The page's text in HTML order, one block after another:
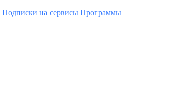
Подписки на сервисы Программы